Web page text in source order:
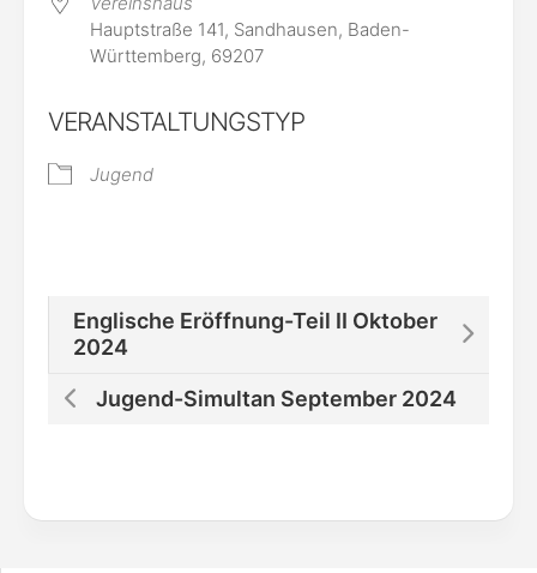
Hauptstraße 141, Sandhausen, Baden-
Württemberg, 69207
VERANSTALTUNGSTYP
Jugend
Englische Eröffnung-Teil II Oktober
2024
Jugend-Simultan September 2024